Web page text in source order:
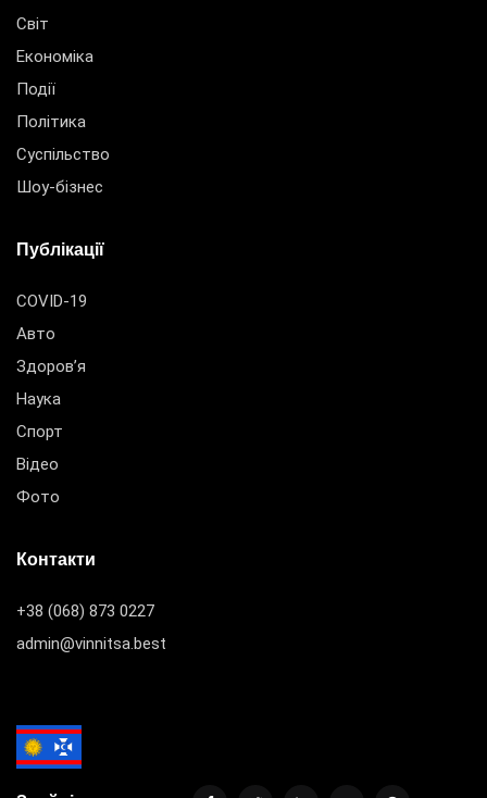
Світ
Економіка
Події
Політика
Суспільство
Шоу-бізнес
Публікації
COVID-19
Авто
Здоров’я
Наука
Спорт
Відео
Фото
Контакти
+38 (068) 873 0227
admin@vinnitsa.best